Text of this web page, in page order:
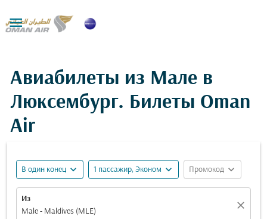

Авиабилеты из Мале в
Люксембург. Билеты Oman
Air
В один конец expand_more 1 пассажир, Эконом expand_more Промокод expand_more
Из
Male - Maldives (MLE)
close